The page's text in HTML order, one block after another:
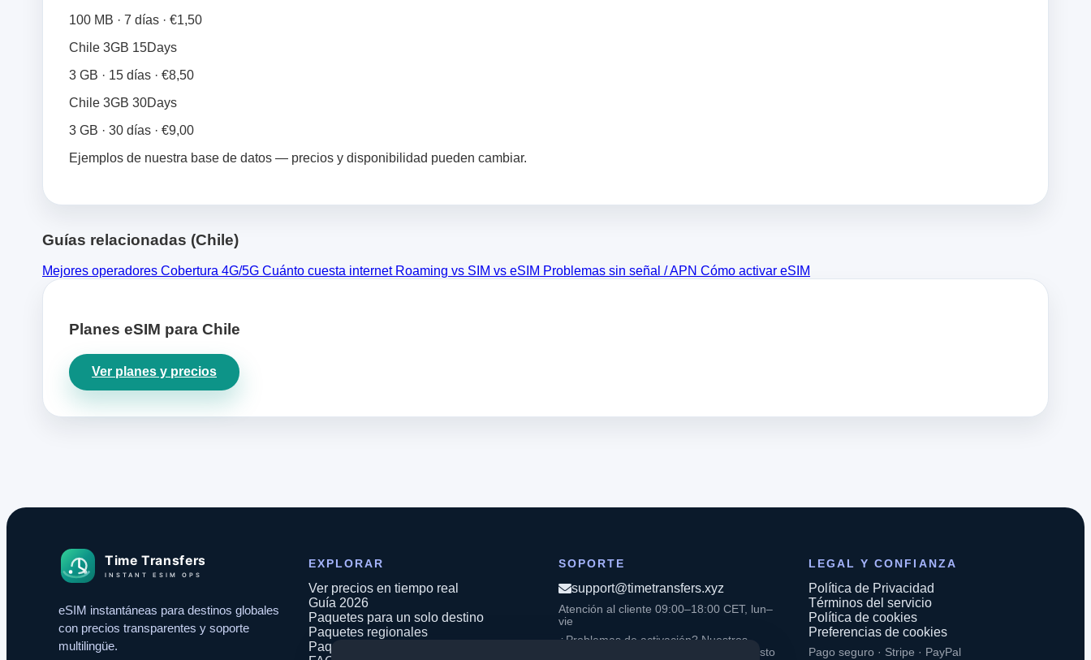
100 MB · 7 días · €1,50
Chile 3GB 15Days
3 GB · 15 días · €8,50
Chile 3GB 30Days
3 GB · 30 días · €9,00
Ejemplos de nuestra base de datos — precios y disponibilidad pueden cambiar.
Guías relacionadas (Chile)
Mejores operadores Cobertura 4G/5G Cuánto cuesta internet Roaming vs SIM vs eSIM Problemas sin señal / APN Cómo activar eSIM
Planes eSIM para Chile
Ver planes y precios
eSIM instantáneas para destinos globales
con precios transparentes y soporte
multilingüe.
EXPLORAR
Ver precios en tiempo real
Guía 2026
Paquetes para un solo destino
Paquetes regionales
Paquetes globales
SOPORTE
support@timetransfers.xyz
Atención al cliente 09:00–18:00 CET, lun–
vie
¿Problemas de activación? Nuestros
agentes técnicos responden 24/7. El resto
LEGAL Y CONFIANZA
Política de Privacidad
Términos del servicio
Política de cookies
Preferencias de cookies
Pago seguro · Stripe · PayPal